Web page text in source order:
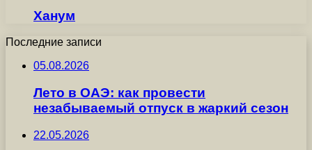
Ханум
Последние записи
05.08.2026
Лето в ОАЭ: как провести
незабываемый отпуск в жаркий сезон
22.05.2026